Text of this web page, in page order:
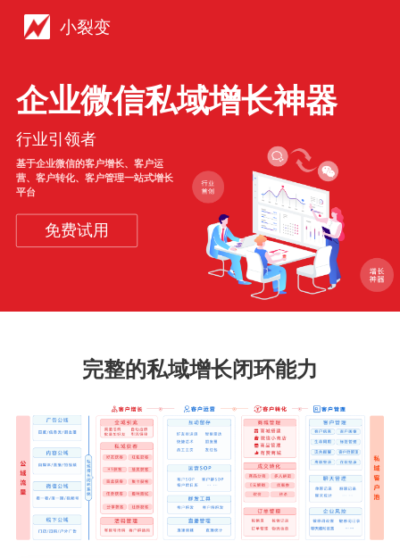
小裂变
企业微信私域增长神器
行业引领者
基于企业微信的客户增长、客户运
营、客户转化、客户管理一站式增长
平台
免费试用
完整的私域增长闭环能力